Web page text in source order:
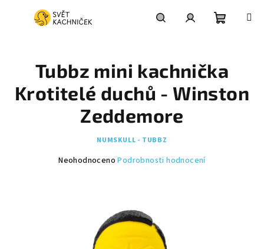
košík
Tubbz mini kachnička
Krotitelé duchů - Winston
Zeddemore
NUMSKULL - TUBBZ
Průměrné
hvězdiček.
Neohodnoceno Podrobnosti hodnocení